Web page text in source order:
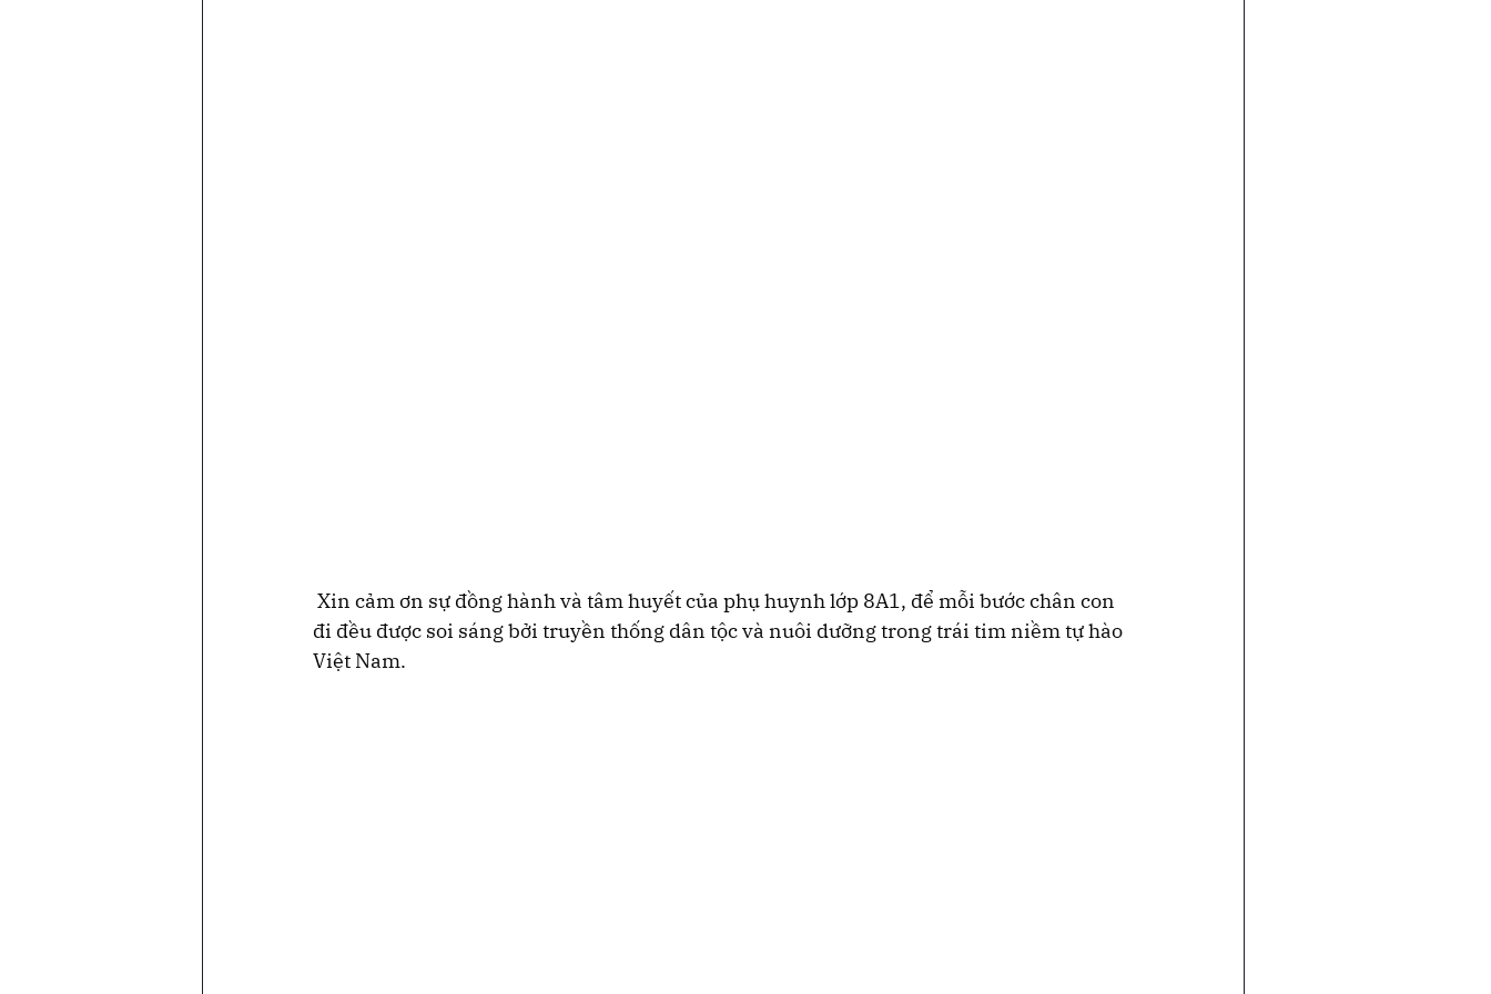
Xin cảm ơn sự đồng hành và tâm huyết của phụ huynh lớp 8A1, để mỗi bước chân con
đi đều được soi sáng bởi truyền thống dân tộc và nuôi dưỡng trong trái tim niềm tự hào
Việt Nam.